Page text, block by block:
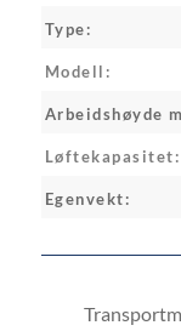
Type:
Modell:
Arbeidshøyde
Løftekapasitet:
Egenvekt: